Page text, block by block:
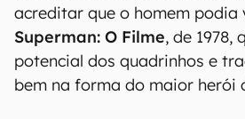
acreditar que o homem podia
Superman: O Filme, de 1978,
potencial dos quadrinhos e
bem na forma do maior herói